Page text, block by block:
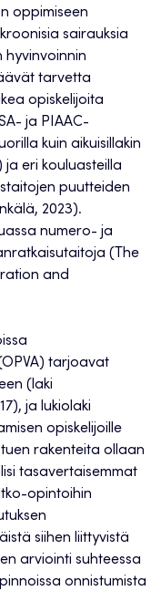
oppimiseen
sairauksia
hyvinvoinnin
tarvetta
opiskelijoita
ja PIAAC-
kuin aikuisillakin
ja eri kouluasteilla
puutteiden
2023).
numero- ja
(The
and
tarjoavat
(laki
ja lukiolaki
opiskelijoille
tuen rakenteita ollaan
tasavertaisemmat
opintoihin
siihen liittyvistä
arviointi suhteessa
onnistumista